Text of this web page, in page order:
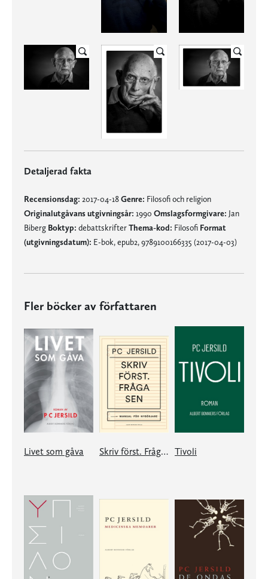
Detaljerad fakta
Recensionsdag: 2017-04-18Genre: Filosofi och religion
Originalutgåvans utgivningsår: 1990 Omslagsformgivare: Jan
Biberg Boktyp: debattskrifterThema-kod: Filosofi Format
(utgivningsdatum): E-bok, epub2, 9789100166335 (2017-04-03)
Fler böcker av författaren
Livet som gåva Skriv först. Fråga sen Tivoli